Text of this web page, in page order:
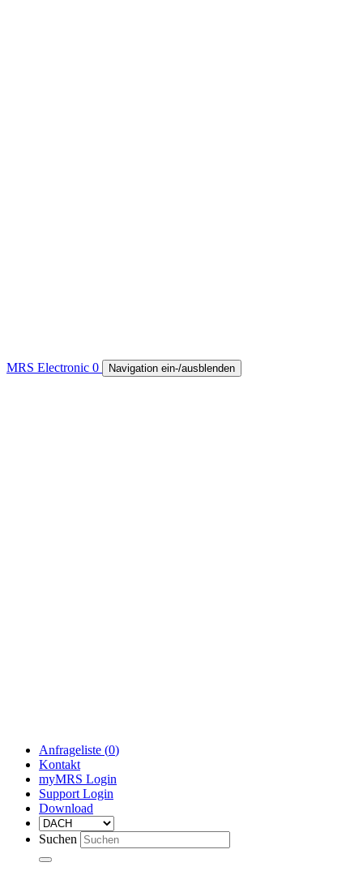
MRS Electronic 0 Navigation ein-/ausblenden
Anfrageliste (0)
Kontakt
myMRS Login
Support Login
Download
Suchen